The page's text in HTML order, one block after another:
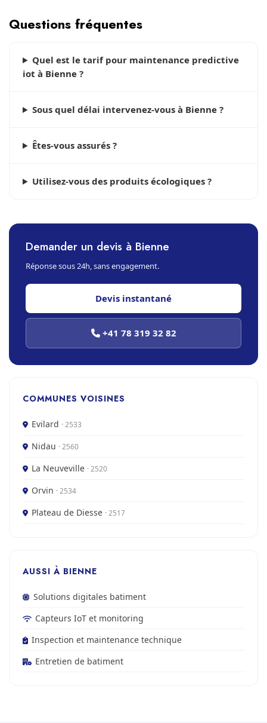
Questions fréquentes
Quel est le tarif pour maintenance predictive
iot à Bienne ?
Sous quel délai intervenez-vous à Bienne ?
Êtes-vous assurés ?
Utilisez-vous des produits écologiques ?
Demander un devis à Bienne
Réponse sous 24h, sans engagement.
Devis instantané
+41 78 319 32 82
COMMUNES VOISINES
Evilard · 2533
Nidau · 2560
La Neuveville · 2520
Orvin · 2534
Plateau de Diesse · 2517
AUSSI À BIENNE
Solutions digitales batiment
Capteurs IoT et monitoring
Inspection et maintenance technique
Entretien de batiment